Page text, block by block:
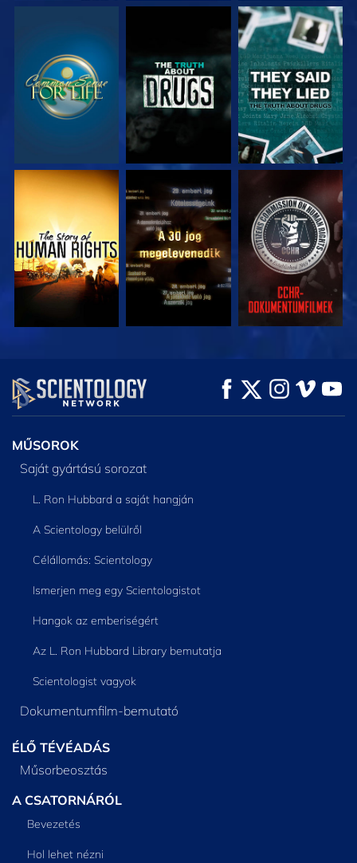
MŰSORNÉZÉS MŰSORNÉZÉS MŰSORNÉZÉS
MŰSORNÉZÉS MŰSORNÉZÉS MŰSORNÉZÉS
MŰSORNÉZÉS MŰSORNÉZÉS
A SOROZAT
RÉSZEI
MŰSOROK
Saját gyártású sorozat
L. Ron Hubbard a saját hangján
A Scientology belülről
Célállomás: Scientology
Ismerjen meg egy Scientologistot
Hangok az emberiségért
Az L. Ron Hubbard Library bemutatja
Scientologist vagyok
Dokumentumfilm-bemutató
ÉLŐ TÉVÉADÁS
Műsorbeosztás
A CSATORNÁRÓL
Bevezetés
Hol lehet nézni